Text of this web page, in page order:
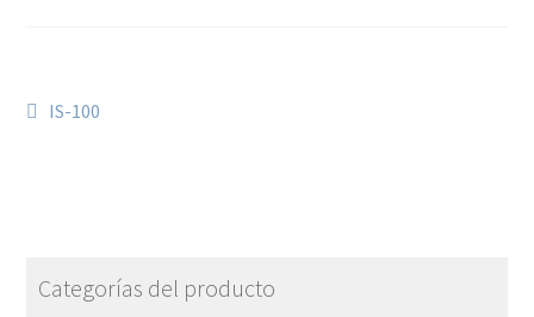
IS-100
Categorías del producto